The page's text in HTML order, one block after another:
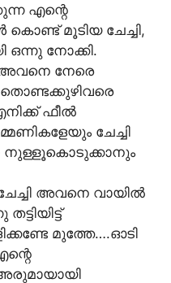
എന്റെ
മൂടിയ ചേച്ചി,
ഒന്നു നോക്കി.
അവനെ നേരെ
തൊണ്ടക്കുഴിവരെ
ഫീല്‍
ചേച്ചി
നുള്ളൂകൊടുക്കാനും
അവനെ വായില്‍
മുത്തേ….ഓടി